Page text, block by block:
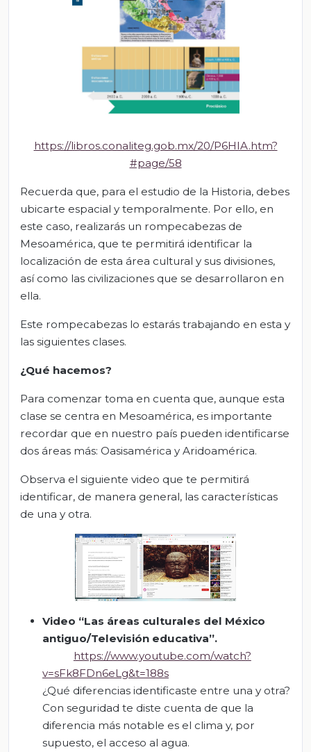
https://libros.conaliteg.gob.mx/20/P6HIA.htm?
#page/58
Recuerda que, para el estudio de la Historia, debes
ubicarte espacial y temporalmente. Por ello, en
este caso, realizarás un rompecabezas de
Mesoamérica, que te permitirá identificar la
localización de esta área cultural y sus divisiones,
así como las civilizaciones que se desarrollaron en
ella.
Este rompecabezas lo estarás trabajando en esta y
las siguientes clases.
¿Qué hacemos?
Para comenzar toma en cuenta que, aunque esta
clase se centra en Mesoamérica, es importante
recordar que en nuestro país pueden identificarse
dos áreas más: Oasisamérica y Aridoamérica.
Observa el siguiente video que te permitirá
identificar, de manera general, las características
de una y otra.
Video “Las áreas culturales del México
antiguo/Televisión educativa”.
https://www.youtube.com/watch?
v=sFk8FDn6eLg&t=188s
¿Qué diferencias identificaste entre una y otra?
Con seguridad te diste cuenta de que la
diferencia más notable es el clima y, por
supuesto, el acceso al agua.